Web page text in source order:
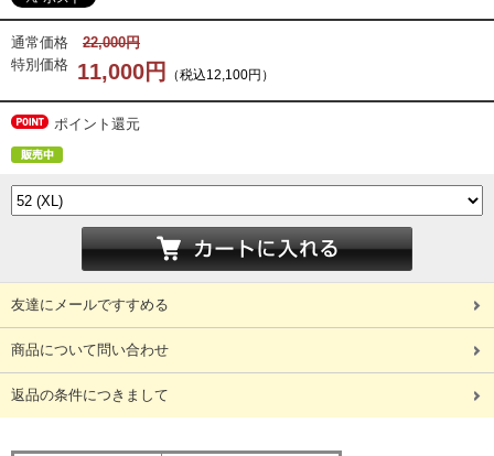
通常価格
22,000円
特別価格 11,000円 （税込12,100円）
ポイント還元
友達にメールですすめる
商品について問い合わせ
返品の条件につきまして